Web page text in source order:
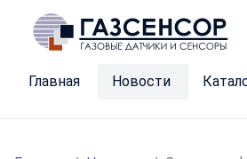
Главная Новости